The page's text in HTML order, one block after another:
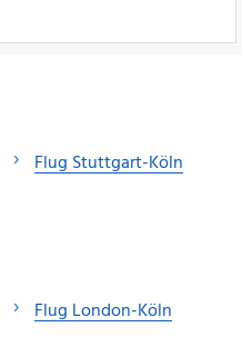
Flug Stuttgart-Köln
Flug London-Köln